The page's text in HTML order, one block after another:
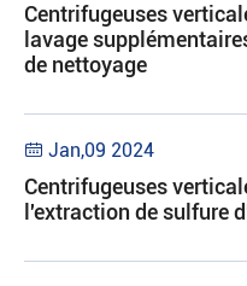
Centrifugeuses
lavage
de nettoyage
 Jan,09 2024
Centrifugeuses
l'extraction de sulfure